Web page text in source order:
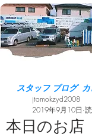
スタッフ ブログ
本日のお店
jtomokzyd2008
2019年9月10日